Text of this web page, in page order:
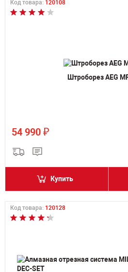
Код товара: 120108
Штроборез AEG
54 990 ₽
Купить
Код товара: 120128